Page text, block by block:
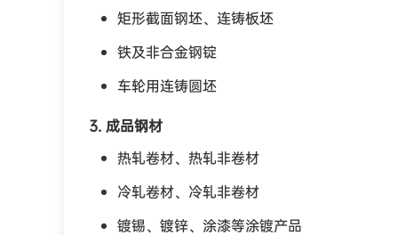
矩形截面钢坯、连铸板坯
铁及非合金钢锭
车轮用连铸圆坯
3. 成品钢材
热轧卷材、热轧非卷材
冷轧卷材、冷轧非卷材
镀锡、镀锌、涂漆等涂镀产品